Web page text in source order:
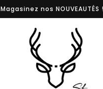
Magasinez nos NOUVEAUTÉS !